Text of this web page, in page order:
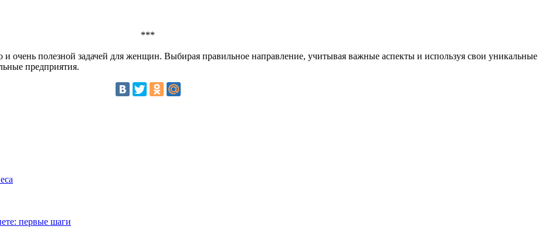
***
очень полезной задачей для женщин. Выбирая правильное направление, учитывая важные аспекты и используя свои уникальные
предприятия.
первые шаги